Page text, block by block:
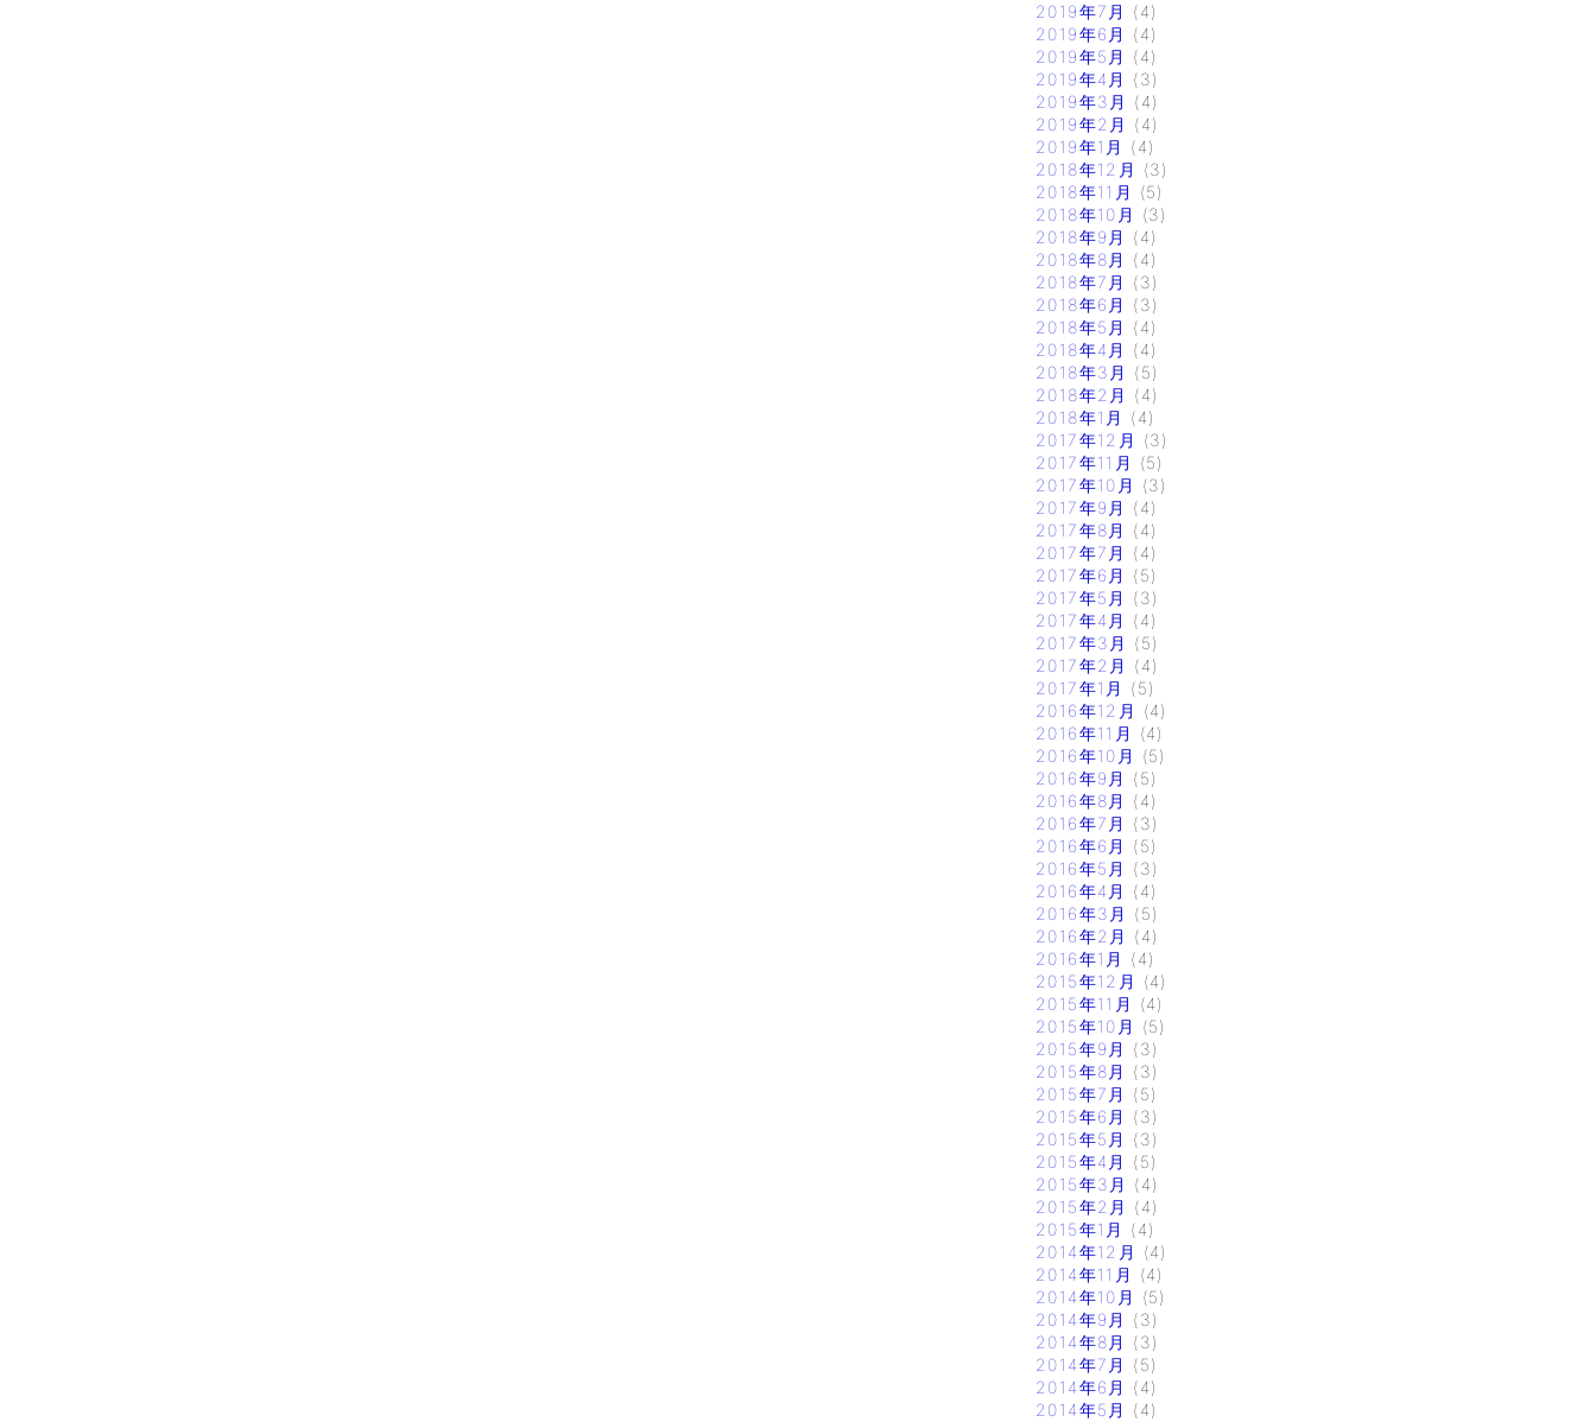
2019年7月
(4)
2019年6月
(4)
2019年5月
(4)
2019年4月
(3)
2019年3月
(4)
2019年2月
(4)
2019年1月
(4)
2018年12月
(3)
2018年11月
(5)
2018年10月
(3)
2018年9月
(4)
2018年8月
(4)
2018年7月
(3)
2018年6月
(3)
2018年5月
(4)
2018年4月
(4)
2018年3月
(5)
2018年2月
(4)
2018年1月
(4)
2017年12月
(3)
2017年11月
(5)
2017年10月
(3)
2017年9月
(4)
2017年8月
(4)
2017年7月
(4)
2017年6月
(5)
2017年5月
(3)
2017年4月
(4)
2017年3月
(5)
2017年2月
(4)
2017年1月
(5)
2016年12月
(4)
2016年11月
(4)
2016年10月
(5)
2016年9月
(5)
2016年8月
(4)
2016年7月
(3)
2016年6月
(5)
2016年5月
(3)
2016年4月
(4)
2016年3月
(5)
2016年2月
(4)
2016年1月
(4)
2015年12月
(4)
2015年11月
(4)
2015年10月
(5)
2015年9月
(3)
2015年8月
(3)
2015年7月
(5)
2015年6月
(3)
2015年5月
(3)
2015年4月
(5)
2015年3月
(4)
2015年2月
(4)
2015年1月
(4)
2014年12月
(4)
2014年11月
(4)
2014年10月
(5)
2014年9月
(3)
2014年8月
(3)
2014年7月
(5)
2014年6月
(4)
2014年5月
(4)